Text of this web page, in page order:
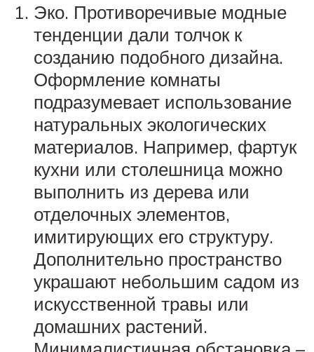
Эко. Противоречивые модные
тенденции дали толчок к
созданию подобного дизайна.
Оформление комнаты
подразумевает использование
натуральных экологических
материалов. Например, фартук
кухни или столешница можно
выполнить из дерева или
отделочных элементов,
имитирующих его структуру.
Дополнительно пространство
украшают небольшим садом из
искусственной травы или
домашних растений.